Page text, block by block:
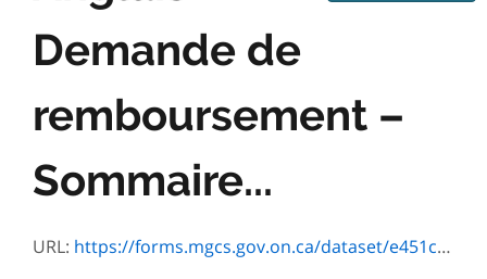
Demande de
remboursement –
Sommaire...
URL: https://forms.mgcs.gov.on.ca/dataset/e451ca7d-057f-4a94-9a34-1168374d406a/resource/f848806f-bd9c-4548-9db6-42b0117b4993/download/2012_13_version_3446e.pdf